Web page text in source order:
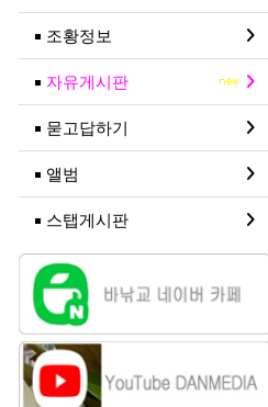
조황정보
자유게시판
묻고답하기
앨범
스탭게시판